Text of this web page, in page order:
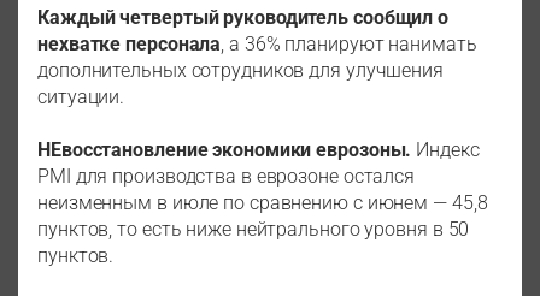
Каждый четвертый руководитель сообщил о
нехватке персонала, а 36% планируют нанимать
дополнительных сотрудников для улучшения
ситуации.
НЕвосстановление экономики еврозоны. Индекс
PMI для производства в еврозоне остался
неизменным в июле по сравнению с июнем — 45,8
пунктов, то есть ниже нейтрального уровня в 50
пунктов.